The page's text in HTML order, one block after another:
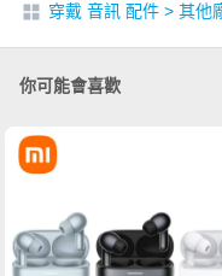
穿戴 音訊 配件 > 其他
你可能會喜歡